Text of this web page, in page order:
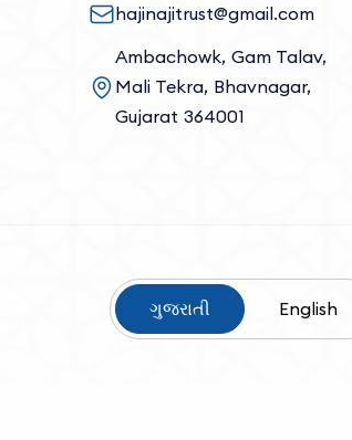
hajinajitrust@gmail.com
Ambachowk, Gam Talav,
Mali Tekra, Bhavnagar,
Gujarat 364001
ગુજરાતી English